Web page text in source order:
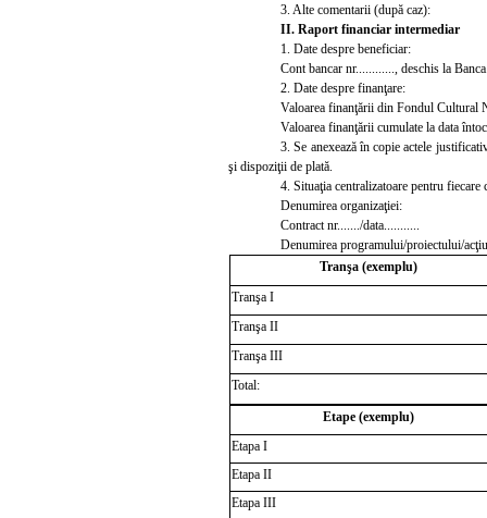
3. Alte comentarii (după caz):
II. Raport financiar intermediar
1. Date despre beneficiar:
Cont bancar nr......
......, deschis la
2. Date despre finanţare:
Valoarea finanţării din Fondul Cultural
Valoarea finanţării cumulate la data
3. Se anexează în copie actele
şi dispoziţii de plată.
4. Situaţia centralizatoare pentru
Denumirea organizaţiei:
Contract nr......./data...........
Denumirea programului/proiectului/
Tranşa (exemplu)
Tranşa I
Tranşa II
Tranşa III
Total:
Etape (exemplu)
Etapa I
Etapa II
Etapa III